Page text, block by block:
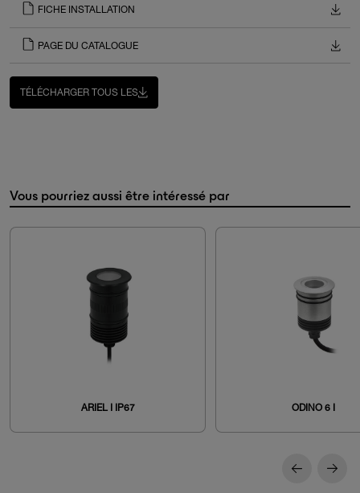
FICHE INSTALLATION
PAGE DU CATALOGUE
TÉLÉCHARGER TOUS LES
Vous pourriez aussi être intéressé par
ARIEL I IP67 ODINO 6 I